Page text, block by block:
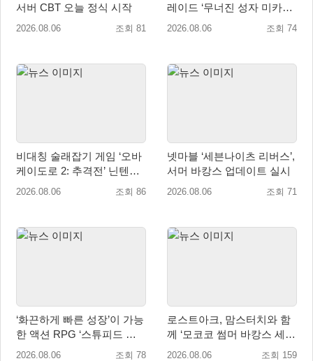
서버 CBT 오늘 정식 시작
2026.08.06 조회 81
레이드 ‘무너진 성자 미카엘
라’ 업데이트!
2026.08.06 조회 74
비대칭 술래잡기 게임 ‘오바
케이도로 2: 추격전’ 닌텐도
eShop 출시
2026.08.06 조회 86
넷마블 ‘세븐나이츠 리버스’,
서머 바캉스 업데이트 실시
2026.08.06 조회 71
‘화끈하게 빠른 성장’이 가능
한 액션 RPG ‘스튜피드 네
버 다이즈’ 패키지판 예약판
2026.08.06 조회 78
로스트아크, 맘스터치와 함
께 ‘모코코 썸머 바캉스 세
트’ 출시
2026.08.06 조회 159